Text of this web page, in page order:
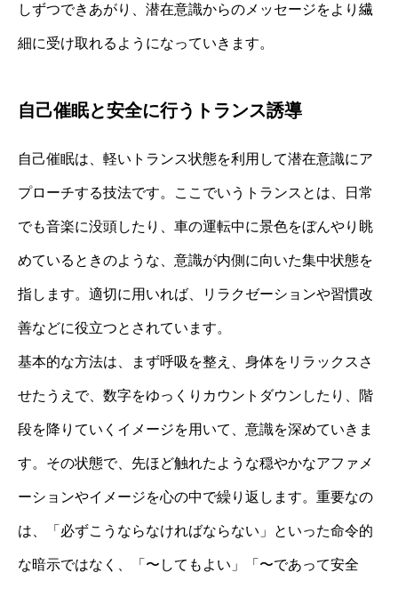
しずつできあがり、潜在意識からのメッセージをより繊
細に受け取れるようになっていきます。
自己催眠と安全に行うトランス誘導
自己催眠は、軽いトランス状態を利用して潜在意識にア
プローチする技法です。ここでいうトランスとは、日常
でも音楽に没頭したり、車の運転中に景色をぼんやり眺
めているときのような、意識が内側に向いた集中状態を
指します。適切に用いれば、リラクゼーションや習慣改
善などに役立つとされています。
基本的な方法は、まず呼吸を整え、身体をリラックスさ
せたうえで、数字をゆっくりカウントダウンしたり、階
段を降りていくイメージを用いて、意識を深めていきま
す。その状態で、先ほど触れたような穏やかなアファメ
ーションやイメージを心の中で繰り返します。重要なの
は、「必ずこうならなければならない」といった命令的
な暗示ではなく、「〜してもよい」「〜であって安全